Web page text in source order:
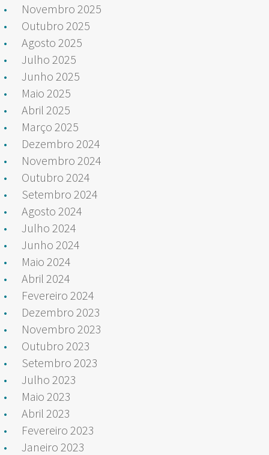
Novembro 2025
Outubro 2025
Agosto 2025
Julho 2025
Junho 2025
Maio 2025
Abril 2025
Março 2025
Dezembro 2024
Novembro 2024
Outubro 2024
Setembro 2024
Agosto 2024
Julho 2024
Junho 2024
Maio 2024
Abril 2024
Fevereiro 2024
Dezembro 2023
Novembro 2023
Outubro 2023
Setembro 2023
Julho 2023
Maio 2023
Abril 2023
Fevereiro 2023
Janeiro 2023